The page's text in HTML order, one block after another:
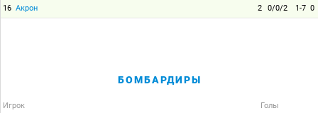
16 Акрон 2 0/0/2 1-7 0
БОМБАРДИРЫ
Игрок Голы